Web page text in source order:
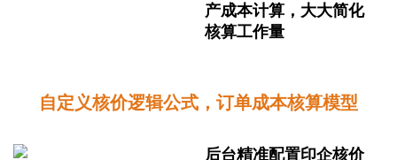
产成本计算，大大简化
核算工作量
自定义核价逻辑公式，订单成本核算模型
后台精准配置印企核价